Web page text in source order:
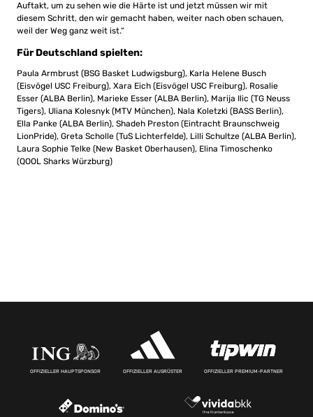
Auftakt, um zu sehen wie die Härte ist und jetzt müssen wir mit
diesem Schritt, den wir gemacht haben, weiter nach oben schauen,
weil der Weg ganz weit ist.“
Für Deutschland spielten:
Paula Armbrust (BSG Basket Ludwigsburg), Karla Helene Busch
(Eisvögel USC Freiburg), Xara Eich (Eisvögel USC Freiburg), Rosalie
Esser (ALBA Berlin), Marieke Esser (ALBA Berlin), Marija Ilic (TG Neuss
Tigers), Uliana Kolesnyk (MTV München), Nala Koletzki (BASS Berlin),
Ella Panke (ALBA Berlin), Shadeh Preston (Eintracht Braunschweig
LionPride), Greta Scholle (TuS Lichterfelde), Lilli Schultze (ALBA Berlin),
Laura Sophie Telke (New Basket Oberhausen), Elina Timoschenko
(QOOL Sharks Würzburg)
OFFIZIELLER HAUPTSPONSOR OFFIZIELLER AUSRÜSTER OFFIZIELLER PREMIUM-PARTNER